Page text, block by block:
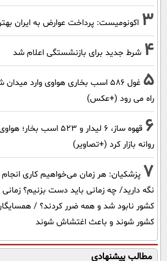
3 اکونومیست: پرداخت عوارض به ایران
4 شرط جدید برای بازنشستگی اعلام شد
5
راه می رود (+عکس)
6
قهوه ساز، 6 لیدار و 523
روانه بازار کرد (+تصاویر)
7 پزشکیان: هر زمان می‌خواهیم کاری
نگه دارید/ چه زمانی باید دست بزنیم؟
کشور نابود شد و همه ضرر کردند؟ / همسایگان
کشور شوند و باعث اغتشاش شوند
مطالب پیشنهادی